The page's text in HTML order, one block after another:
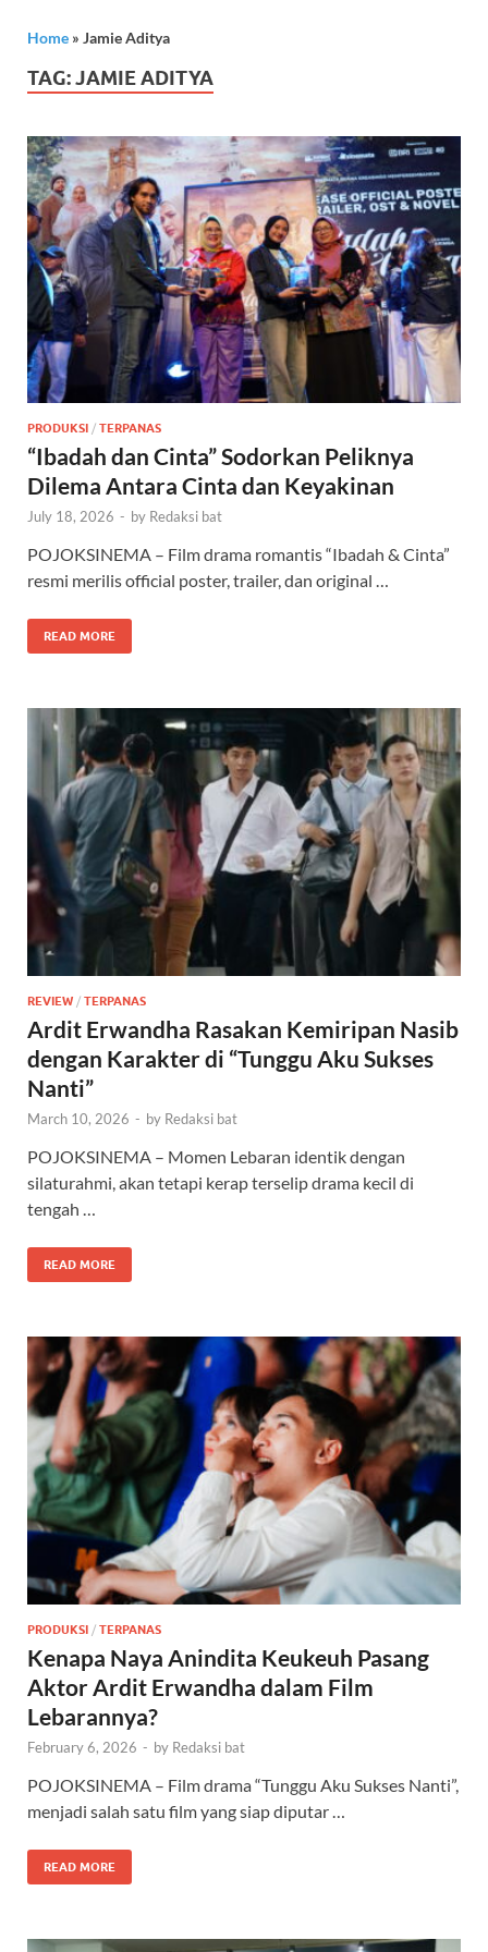
Home » Jamie Aditya
TAG:JAMIE ADITYA
PRODUKSI / TERPANAS
“Ibadah dan Cinta” Sodorkan Peliknya
Dilema Antara Cinta dan Keyakinan
July 18, 2026 - by Redaksi bat
POJOKSINEMA – Film drama romantis “Ibadah & Cinta”
resmi merilis official poster, trailer, dan original …
READ MORE
REVIEW / TERPANAS
Ardit Erwandha Rasakan Kemiripan Nasib
dengan Karakter di “Tunggu Aku Sukses
Nanti”
March 10, 2026 - by Redaksi bat
POJOKSINEMA – Momen Lebaran identik dengan
silaturahmi, akan tetapi kerap terselip drama kecil di
tengah …
READ MORE
PRODUKSI / TERPANAS
Kenapa Naya Anindita Keukeuh Pasang
Aktor Ardit Erwandha dalam Film
Lebarannya?
February 6, 2026 - by Redaksi bat
POJOKSINEMA – Film drama “Tunggu Aku Sukses Nanti”,
menjadi salah satu film yang siap diputar …
READ MORE